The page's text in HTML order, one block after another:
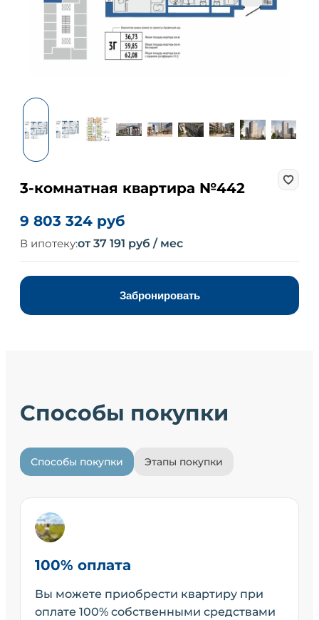
3-комнатная квартира №442
9 803 324 руб
В ипотеку:от 37 191 руб / мес
Забронировать
Способы покупки
Способы покупки Этапы покупки
100% оплата
Вы можете приобрести квартиру при
оплате 100% собственными средствами